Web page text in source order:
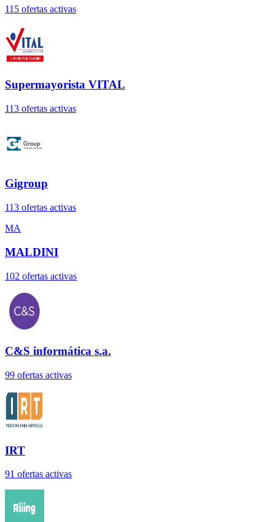
115 ofertas activas
Supermayorista VITAL
113 ofertas activas
Gigroup
113 ofertas activas
MA
MALDINI
102 ofertas activas
C&S informática s.a.
99 ofertas activas
IRT
91 ofertas activas